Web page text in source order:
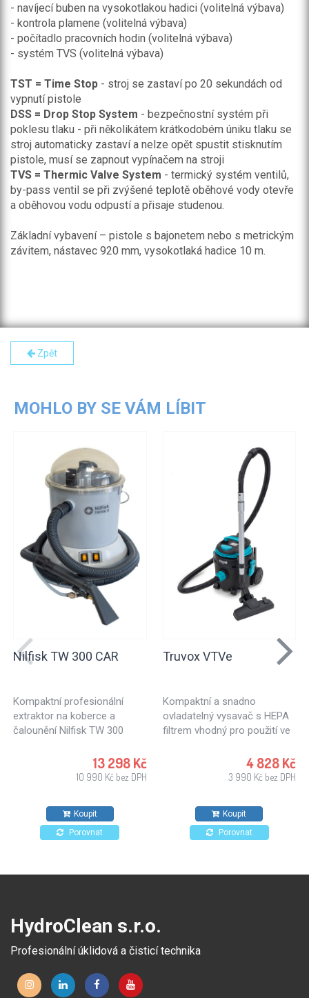
- navíjecí buben na vysokotlakou hadici (volitelná výbava)
- kontrola plamene (volitelná výbava)
- počítadlo pracovních hodin (volitelná výbava)
- systém TVS (volitelná výbava)
TST = Time Stop - stroj se zastaví po 20 sekundách od
vypnutí pistole
DSS = Drop Stop System - bezpečnostní systém při
poklesu tlaku - při několikátem krátkodobém úniku tlaku se
stroj automaticky zastaví a nelze opět spustit stisknutím
pistole, musí se zapnout vypínačem na stroji
TVS = Thermic Valve System - termický systém ventilů,
by-pass ventil se při zvýšené teplotě oběhové vody otevře
a oběhovou vodu odpustí a přisaje studenou.
Základní vybavení – pistole s bajonetem nebo s metrickým
závitem, nástavec 920 mm, vysokotlaká hadice 10 m.
Zpět
MOHLO BY SE VÁM LÍBIT
Nilfisk TW 300 CAR
Kompaktní profesionální
extraktor na koberce a
čalounění Nilfisk TW 300
13 298 Kč
10 990 Kč bez DPH
Koupit
Porovnat
Truvox VTVe
Kompaktní a snadno
ovladatelný vysavač s HEPA
filtrem vhodný pro použití ve
také pro úklid kanceláří,
hotelů, obchodů.. Vhodný pro
4 828 Kč
3 990 Kč bez DPH
Koupit
Porovnat
HydroClean s.r.o.
Profesionální úklidová a čisticí technika